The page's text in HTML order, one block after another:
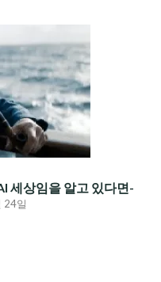
세상임을 알고 있다면-
24일